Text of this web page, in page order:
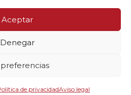
Aceptar
Denegar
de privacidadAviso legal
Contacto
·Política de cookies